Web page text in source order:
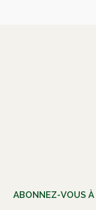
ABONNEZ-VOUS